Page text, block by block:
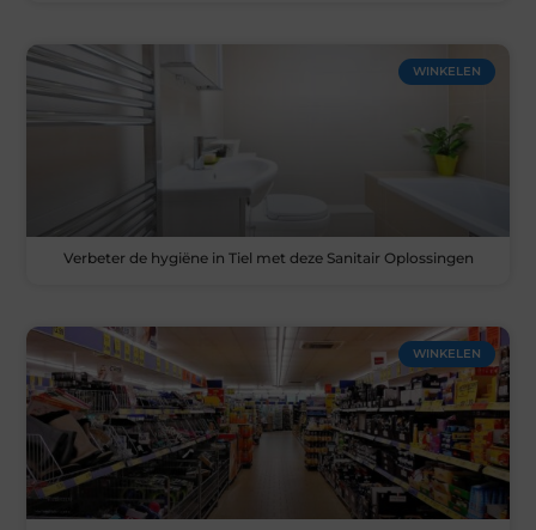
WINKELEN
Verbeter de hygiëne in Tiel met deze Sanitair Oplossingen
WINKELEN